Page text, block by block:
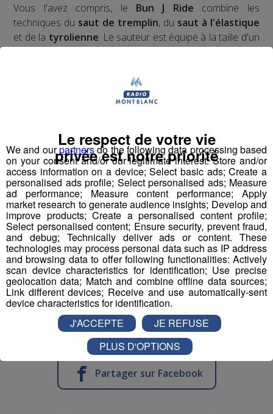
Vous l'avez compris, le Bun J Ride combine les
techniques du saut de tremplin, du saut à l'élastique
et de la tyrolienne. Le sauteur est équipé à la taille d'un
d'envol de son choix, le sauteur effectue une prise d'élan
d'environ 30 mètres qui débouche sur un vide de 40
mètres. Le saut s'effectue retenu par les deux
Le système se bloque et une fois le sauteur stabilisé,
nous le redescendons entyroliennejusqu'au sol.
​Deux ans d'études, de tests, d'homologations,
d'agréments, de vérifications ont été nécessaires pour
obtenir l'autorisation d'ouverture au public du premier
tremplin de saut à l'élastiqueau monde.
Pour la version hivernale, c'est unsaut à l'élastique
en ski!
Partager sur Facebook
We and ourpartnersdo the following data processing based
on your consent and/or our legitimate interest: Store and/or
access information on a device; Select basic ads; Create a
personalised ads profile; Select personalised ads; Measure
ad performance; Measure content performance; Apply
market research to generate audience insights; Develop and
improve products; Create a personalised content profile;
Select personalised content; Ensure security, prevent fraud,
and debug; Technically deliver ads or content. These
technologies may process personal data such as IP address
and browsing data to offer following functionalities: Actively
scan device characteristics for identification; Use precise
geolocation data; Match and combine offline data sources;
Link different devices; Receive and use automatically-sent
device characteristics for identification.
Le respect de votre vie
privée est notre priorité
J'ACCEPTE
JE REFUSE
PLUS D'OPTIONS